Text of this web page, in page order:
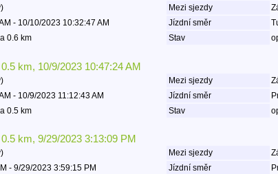
Mezi sjezdy
- 10/10/2023 10:32:47 AM Jízdní směr
0.6 km Stav
km, 10/9/2023 10:47:24 AM
Mezi sjezdy
- 10/9/2023 11:12:43 AM Jízdní směr
0.5 km Stav
km, 9/29/2023 3:13:09 PM
Mezi sjezdy
- 9/29/2023 3:59:15 PM Jízdní směr